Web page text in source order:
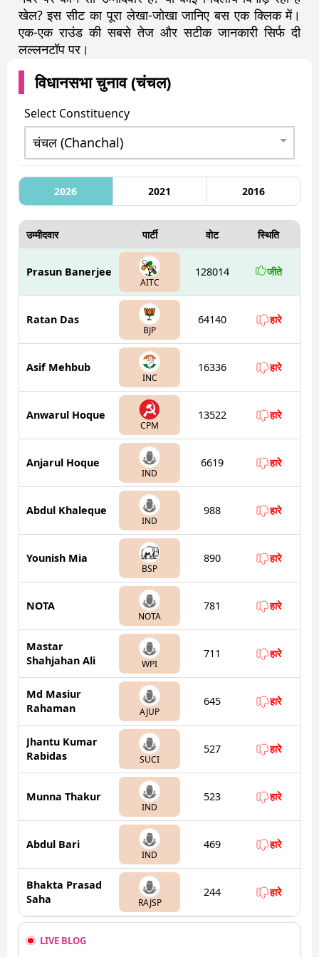
खेल? इस सीट का पूरा लेखा-जोखा जानिए बस एक क्लिक में।
एक-एक राउंड की सबसे तेज और सटीक जानकारी सिर्फ दी
लल्लनटॉप पर।
विधानसभा चुनाव (चंचल)
Select Constituency
2026 2021 2016
उम्मीदवार पार्टी वोट स्थिति
Prasun Banerjee
AITC
128014 जीते
Ratan Das
BJP
64140 हारे
Asif Mehbub
INC
16336 हारे
Anwarul Hoque
CPM
13522 हारे
Anjarul Hoque
IND
6619 हारे
Abdul Khaleque
IND
988 हारे
Younish Mia
BSP
890 हारे
NOTA
NOTA
781 हारे
Mastar
Shahjahan Ali
WPI
711 हारे
Md Masiur
Rahaman
AJUP
645 हारे
Jhantu Kumar
Rabidas
SUCI
527 हारे
Munna Thakur
IND
523 हारे
Abdul Bari
IND
469 हारे
Bhakta Prasad
Saha
RAJSP
244 हारे
LIVE BLOG